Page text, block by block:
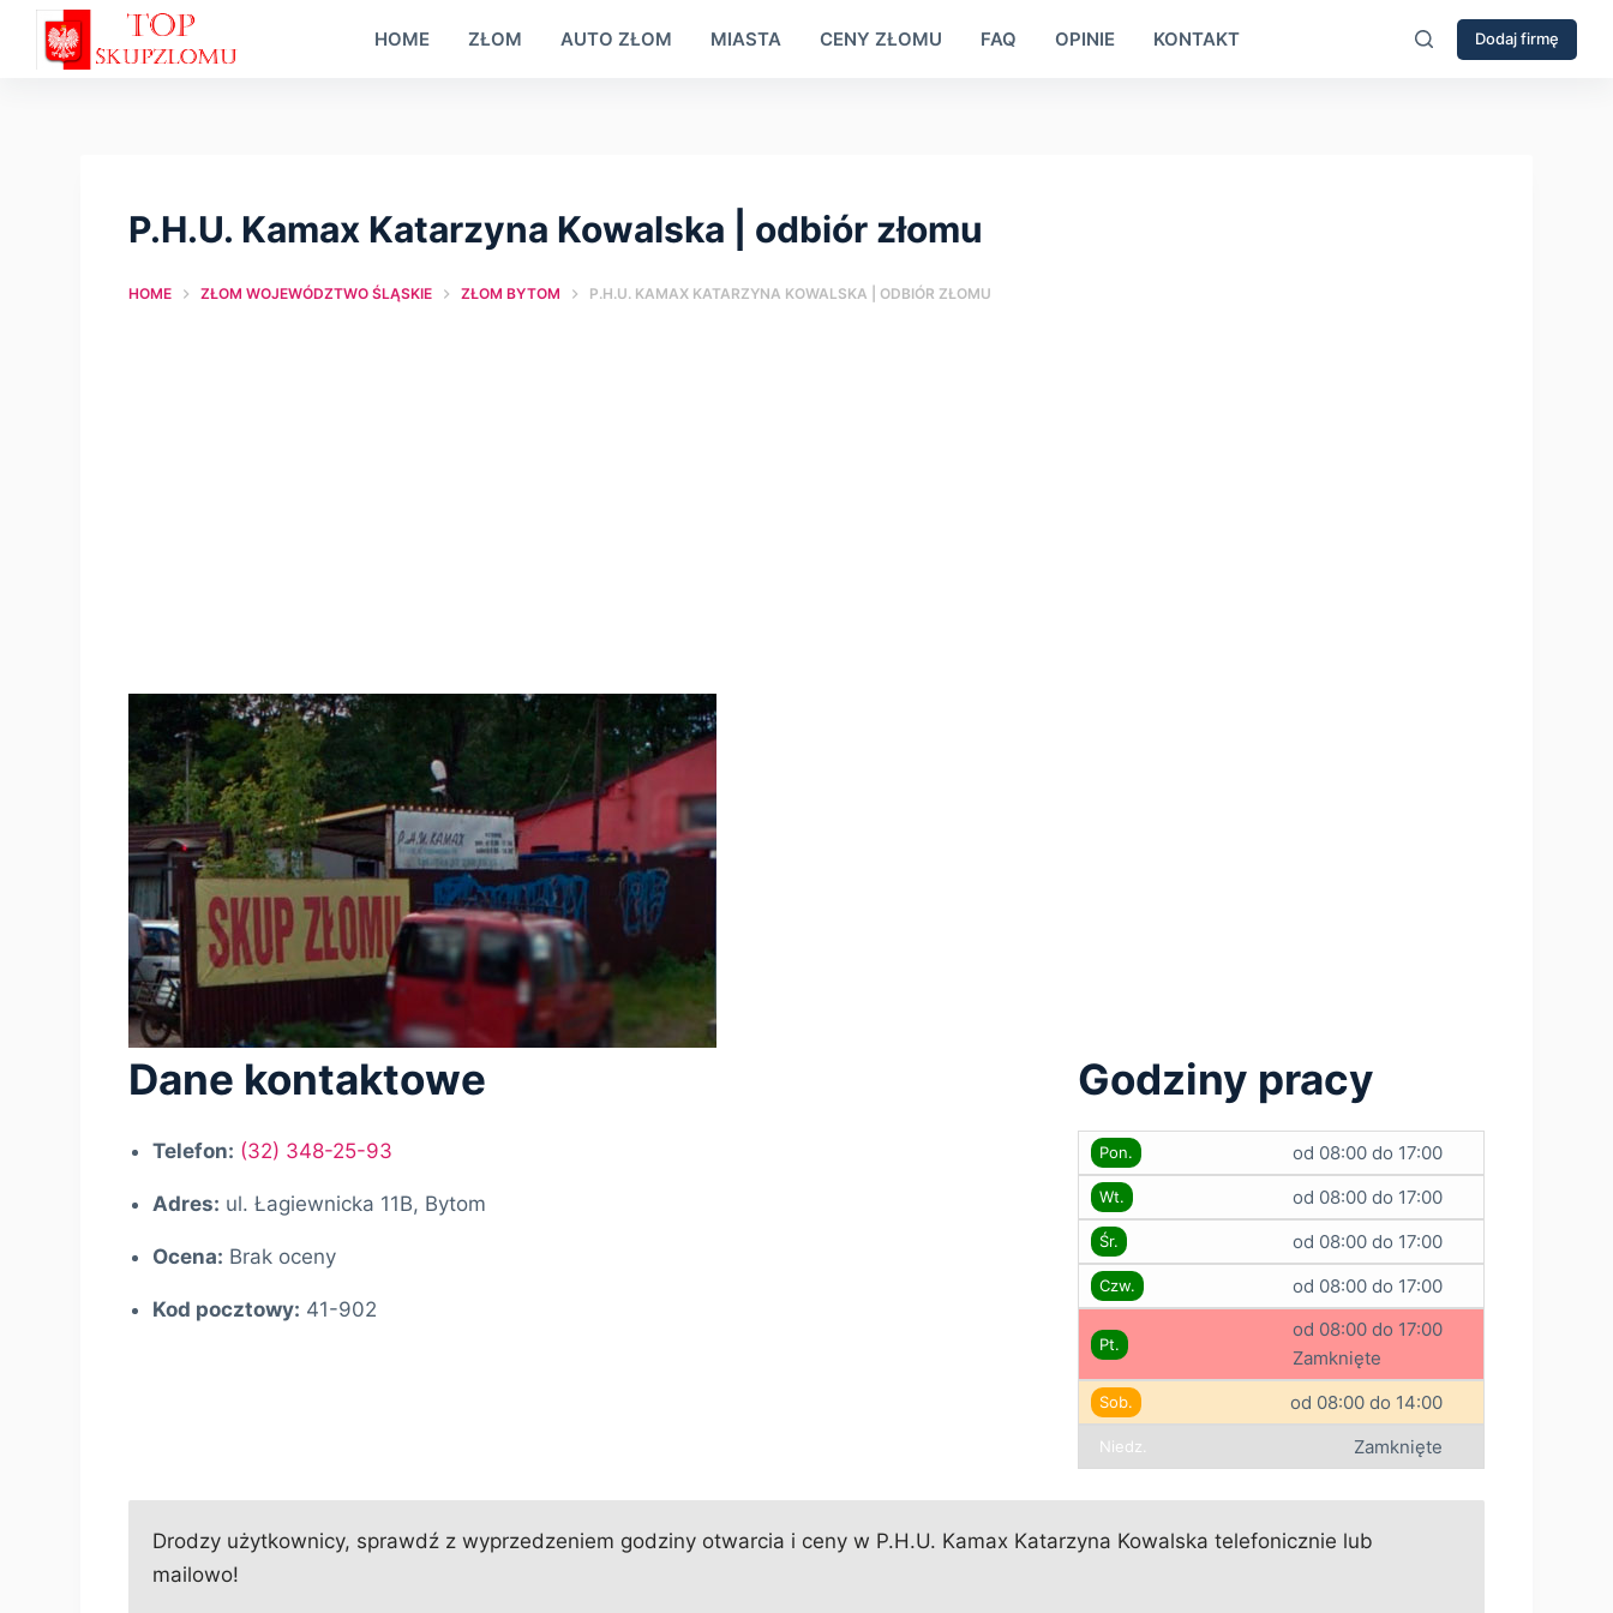
HOME ZŁOM AUTO ZŁOM MIASTA CENY ZŁOMU FAQ OPINIE KONTAKT Dodaj firmę
P.H.U. Kamax Katarzyna Kowalska | оdbiór złomu
HOME ZŁOM WOJEWÓDZTWO ŚLĄSKIE ZŁOM BYTOM P.H.U. KAMAX KATARZYNA KOWALSKA | ОDBIÓR ZŁOMU
Dane kontaktowe
Telefon: (32) 348-25-93
Adres: ul. Łagiewnicka 11B, Bytom
Ocena: Brak oceny
Kod pocztowy: 41-902
Godziny pracy
Pon. od 08:00 do 17:00
Wt. od 08:00 do 17:00
Śr. od 08:00 do 17:00
Czw. od 08:00 do 17:00
Pt.
od 08:00 do 17:00
Zamknięte
Sob. od 08:00 do 14:00
Niedz. Zamknięte
Drodzy użytkownicy, sprawdź z wyprzedzeniem godziny otwarcia i ceny w P.H.U. Kamax Katarzyna Kowalska telefonicznie lub
mailowo!